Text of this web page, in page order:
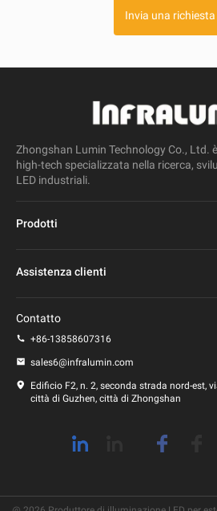
Invia una
Zhongshan Lumin Technology Co., Ltd.
high-tech specializzata nella ricerca,
LED industriali.
Prodotti
Lampione a led
Assistenza clienti
politica sulla riservatezza
Contatto
+86-13858607316
sales6@infralumin.com
Edificio F2, n. 2, seconda strada nord-est,
città di Guzhen, città di Zhongshan